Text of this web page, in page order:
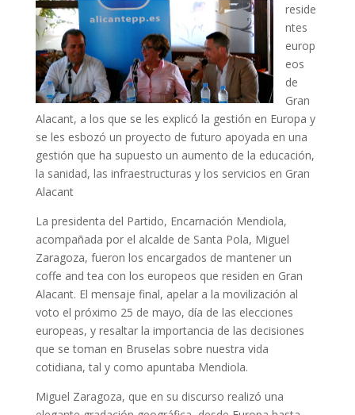
reside
ntes
europ
eos
de
Gran
Alacant, a los que se les explicó la gestión en Europa y
se les esbozó un proyecto de futuro apoyada en una
gestión que ha supuesto un aumento de la educación,
la sanidad, las infraestructuras y los servicios en Gran
Alacant
La presidenta del Partido, Encarnación Mendiola,
acompañada por el alcalde de Santa Pola, Miguel
Zaragoza, fueron los encargados de mantener un
coffe and tea con los europeos que residen en Gran
Alacant. El mensaje final, apelar a la movilización al
voto el próximo 25 de mayo, día de las elecciones
europeas, y resaltar la importancia de las decisiones
que se toman en Bruselas sobre nuestra vida
cotidiana, tal y como apuntaba Mendiola.
Miguel Zaragoza, que en su discurso realizó una